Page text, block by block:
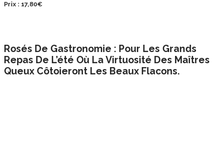
Prix : 17,80€
Rosés De Gastronomie : Pour Les Grands
Repas De L’été Où La Virtuosité Des Maîtres
Queux Côtoieront Les Beaux Flacons.